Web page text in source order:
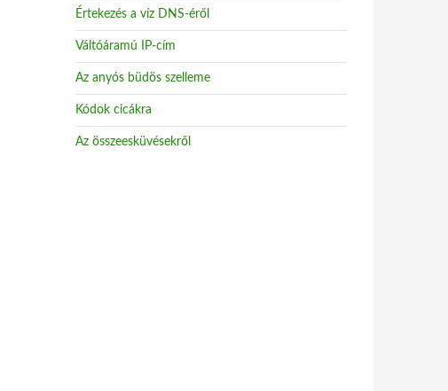
Értekezés a víz DNS-éről
Váltóáramú IP-cím
Az anyós büdös szelleme
Kódok cicákra
Az összeesküvésekről